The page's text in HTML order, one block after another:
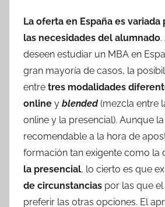
La oferta en España es variada
las necesidades del alumnado
deseen estudiar un MBA en
gran mayoría de casos, la
entre tres modalidades
online y blended(mezcla entre
online y la presencial). Aunque
recomendable a la hora de
formación tan exigente como la
la presencial, lo cierto es que
de circunstancias por las que
preferir las otras opciones. El